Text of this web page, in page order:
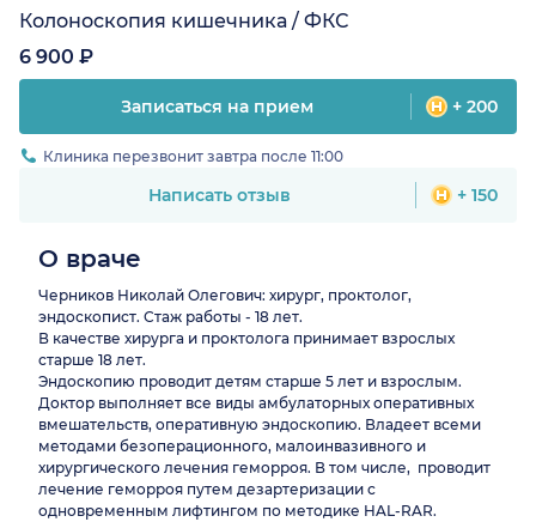
Колоноскопия кишечника / ФКС
6 900 ₽
Записаться на прием + 200
Клиника перезвонит завтра после 11:00
Написать отзыв + 150
О враче
Черников Николай Олегович: хирург, проктолог,
эндоскопист. Стаж работы - 18 лет.
В качестве хирурга и проктолога принимает взрослых
старше 18 лет.
Эндоскопию проводит детям старше 5 лет и взрослым.
Доктор выполняет все виды амбулаторных оперативных
вмешательств, оперативную эндоскопию. Владеет всеми
методами безоперационного, малоинвазивного и
хирургического лечения геморроя. В том числе, проводит
лечение геморроя путем дезартеризации с
одновременным лифтингом по методике HAL-RAR.